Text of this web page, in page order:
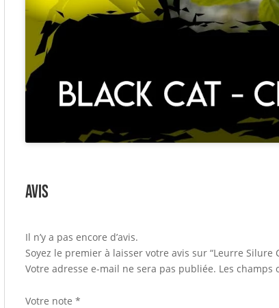
Avis
Il n’y a pas encore d’avis.
Soyez le premier à laisser votre avis sur “Leurre Silure
Votre adresse e-mail ne sera pas publiée. Les champs
Votre note *